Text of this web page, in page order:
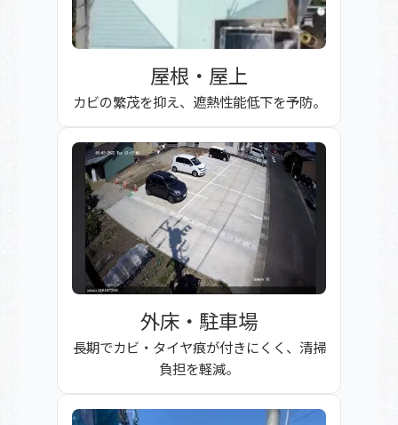
屋根・屋上
カビの繁茂を抑え、遮熱性能低下を予防。
外床・駐車場
長期でカビ・タイヤ痕が付きにくく、清掃
負担を軽減。